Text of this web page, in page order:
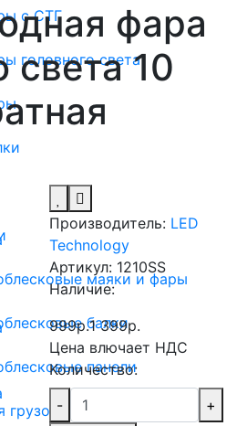
с СТГ
головного света
маяки и фары
балки
панели
и прицепов
фара
света 10
Производитель: LED
Technology
Артикул: 1210SS
Наличие:
999р.1 399р.
Цена влючает НДС
Количество:
-
+